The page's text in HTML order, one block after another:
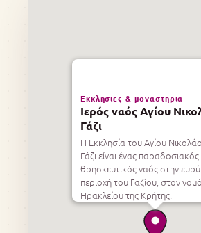
Εκκλησιες & μοναστηρια
Ιερός ναός Αγίου
Γάζι
Η Εκκλησία του Αγίου
Γάζι είναι ένας παραδοσιακός
θρησκευτικός ναός στην
περιοχή του Γαζίου, στον νομό
Ηρακλείου της Κρήτης.